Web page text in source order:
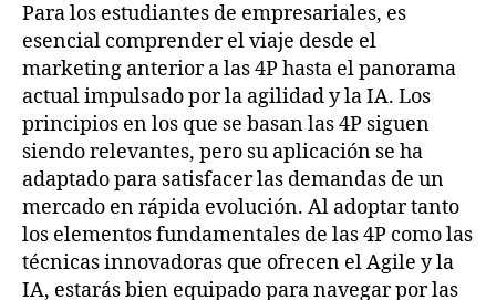
Para los estudiantes de empresariales, es
esencial comprender el viaje desde el
marketing anterior a las 4P hasta el panorama
actual impulsado por la agilidad y la IA. Los
principios en los que se basan las 4P siguen
siendo relevantes, pero su aplicación se ha
adaptado para satisfacer las demandas de un
mercado en rápida evolución. Al adoptar tanto
los elementos fundamentales de las 4P como las
técnicas innovadoras que ofrecen el Agile y la
IA, estarás bien equipado para navegar por las